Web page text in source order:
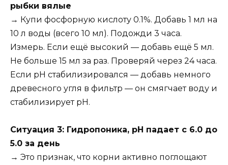
рыбки вялые
→ Купи фосфорную кислоту 0.1%. Добавь 1 мл на
10 л воды (всего 10 мл). Подожди 3 часа.
Измерь. Если ещё высокий — добавь ещё 5 мл.
Не больше 15 мл за раз. Проверяй через 24 часа.
Если pH стабилизировался — добавь немного
древесного угля в фильтр — он смягчает воду и
стабилизирует pH.
Ситуация 3: Гидропоника, pH падает с 6.0 до
5.0 за день
→ Это признак, что корни активно поглощают